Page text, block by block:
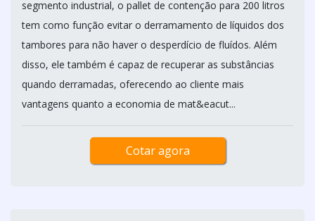
segmento industrial, o pallet de contenção para 200 litros
tem como função evitar o derramamento de líquidos dos
tambores para não haver o desperdício de fluídos. Além
disso, ele também é capaz de recuperar as substâncias
quando derramadas, oferecendo ao cliente mais
vantagens quanto a economia de mat&eacut...
Cotar agora